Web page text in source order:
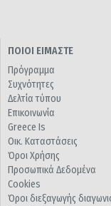
ΠΟΙΟΙ ΕΙΜΑΣΤΕ
Πρόγραμμα
Συχνότητες
Δελτία τύπου
Επικοινωνία
Greece Is
Οικ. Καταστάσεις
Όροι Χρήσης
Προσωπικά Δεδομένα
Cookies
Όροι διεξαγωγής